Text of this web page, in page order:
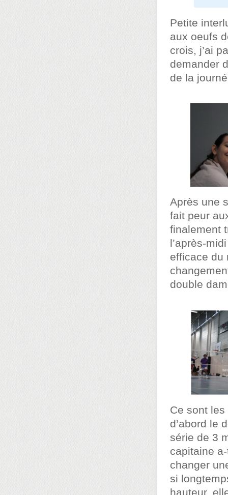
Petite
aux oeufs
crois, j’ai
demander
de la
Après une
fait peur
finalement
l’après-
efficace du
double
Ce sont
d’abord le
série de 3
capitaine
changer
si